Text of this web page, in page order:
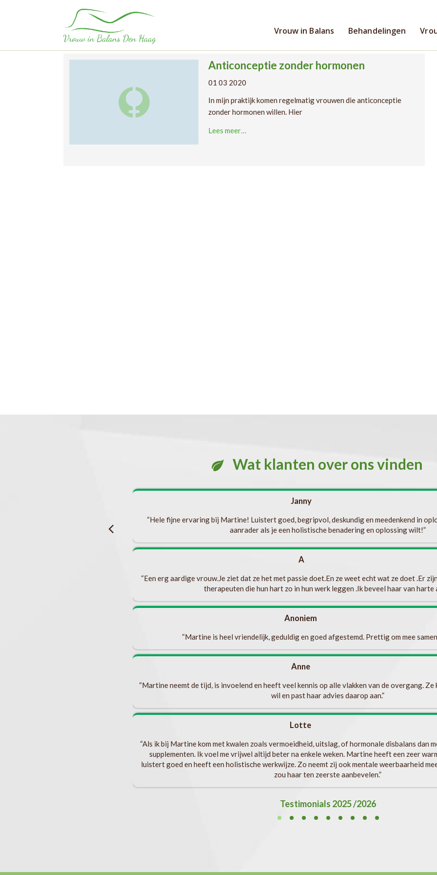
Vrouw in Balans Behandelingen
Tag:Anticonceptie zonder hormonen
Anticonceptie zonder hormonen
Anticonceptie zonder hormonen
01 03 2020
In mijn praktijk komen regelmatig vrouwen die anticonceptie
zonder hormonen willen. Hier
Lees meer…
Wat klanten over ons vinden
gek en zaken werden niet meteen
Janny
“Hele fijne ervaring bij Martine! Luistert goed, begripvol, deskundig en meedenkend in
aanrader als je een holistische benadering en oplossing wilt!”
A
“Een erg aardige vrouw.Je ziet dat ze het met passie doet.En ze weet echt wat ze doet .Er
therapeuten die hun hart zo in hun werk leggen .Ik beveel haar van harte
Anoniem
“Martine is heel vriendelijk, geduldig en goed afgestemd. Prettig om mee
Anne
“Martine neemt de tijd, is invoelend en heeft veel kennis op alle vlakken van de overgang.
wil en past haar advies daarop aan.”
Lotte
“Als ik bij Martine kom met kwalen zoals vermoeidheid, uitslag, of hormonale disbalans dan
supplementen. Ik voel me vrijwel altijd beter na enkele weken. Martine heeft een zeer
luistert goed en heeft een holistische werkwijze. Zo neemt zij ook mentale weerbaarheid
zou haar ten zeerste aanbevelen.”
Testimonials 2025 /2026